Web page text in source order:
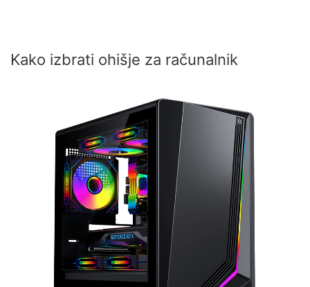
Kako izbrati ohišje za računalnik